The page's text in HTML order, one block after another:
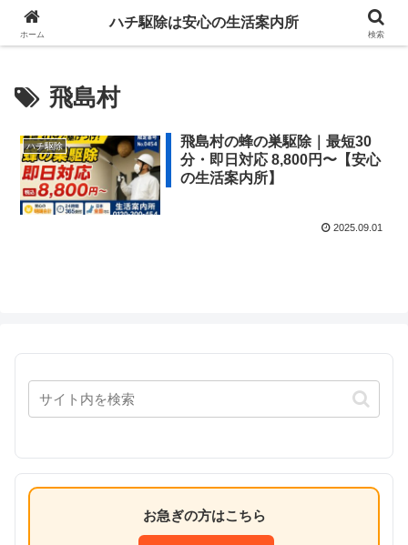
飛島村
ハチ駆除
飛島村の蜂の巣駆除｜最短30
分・即日対応 8,800円〜【安心
の生活案内所】
2025.09.01
お急ぎの方はこちら
ホーム
ハチ駆除は安心の生活案内所
検索